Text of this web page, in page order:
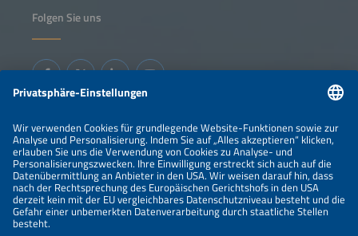
Folgen Sie uns
Informationen
IMPRESSUM
KONTAKT